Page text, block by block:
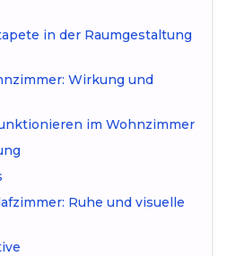
in der Raumgestaltung
Wirkung und
im Wohnzimmer
Ruhe und visuelle